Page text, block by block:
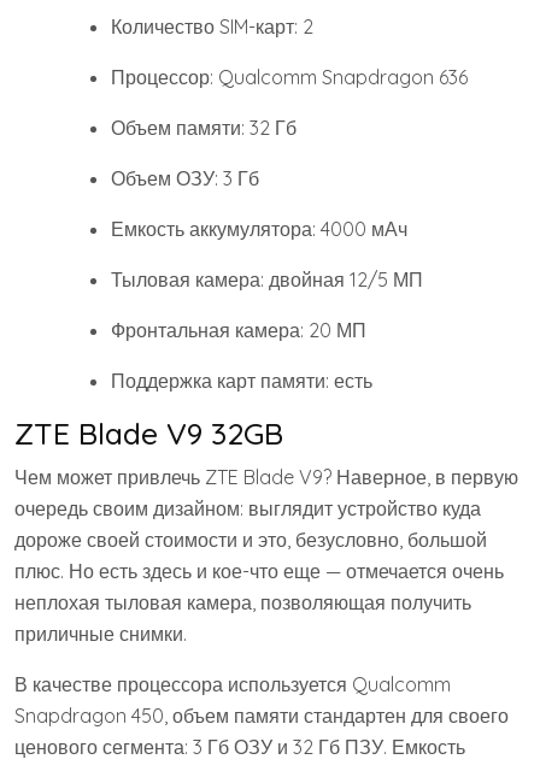
Количество SIM-карт: 2
Процессор: Qualcomm Snapdragon 636
Объем памяти: 32 Гб
Объем ОЗУ: 3 Гб
Емкость аккумулятора: 4000 мАч
Тыловая камера: двойная 12/5 МП
Фронтальная камера: 20 МП
Поддержка карт памяти: есть
ZTE Blade V9 32GB
Чем может привлечь ZTE Blade V9? Наверное, в первую
очередь своим дизайном: выглядит устройство куда
дороже своей стоимости и это, безусловно, большой
плюс. Но есть здесь и кое-что еще — отмечается очень
неплохая тыловая камера, позволяющая получить
приличные снимки.
В качестве процессора используется Qualcomm
Snapdragon 450, объем памяти стандартен для своего
ценового сегмента: 3 Гб ОЗУ и 32 Гб ПЗУ. Емкость